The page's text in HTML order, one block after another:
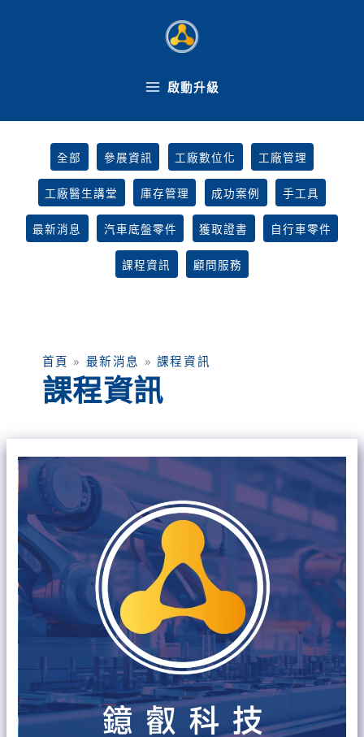
啟動升級
全部 參展資訊 工廠數位化 工廠管理
工廠醫生講堂 庫存管理 成功案例 手工具
最新消息 汽車底盤零件 獲取證書 自行車零件
課程資訊 顧問服務
首頁 » 最新消息 » 課程資訊
課程資訊
輕
人
為
什
麼
不
進
工
廠？
製
業
的
人
才